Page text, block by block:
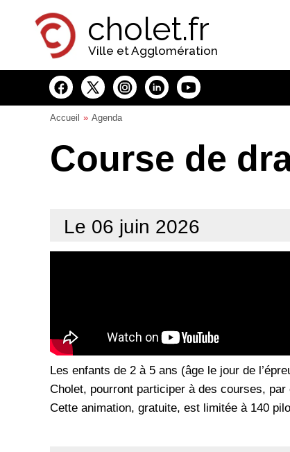
cholet.fr
Ville et Agglomération
Accueil Agenda
Course de
Le 06 juin 2026
Les enfants de 2 à 5 ans (âge le jour de
Cholet, pourront participer à des courses,
Cette animation, gratuite, est limitée à 140